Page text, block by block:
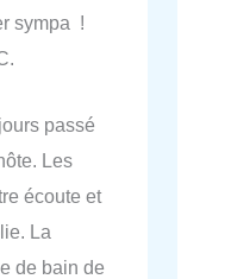
sympa !
passé
Les
écoute et
La
de bain de